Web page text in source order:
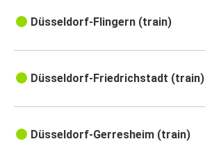
Maastricht
Düsseldorf
Frankfurt Lennujaam
Frankfurt Lennujaam
Düsseldorf-Flingern (train)
Düsseldorf-Friedrichstadt (train)
Düsseldorf-Gerresheim (train)